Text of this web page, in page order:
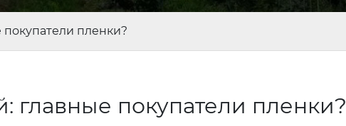
покупатели пленки?
главные покупатели пленки?